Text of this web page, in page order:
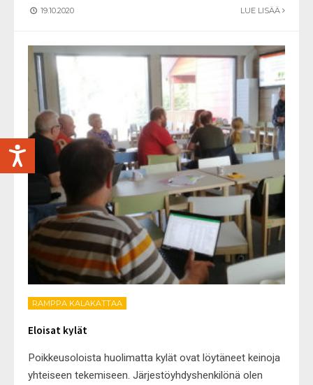
19.10.2020 LUE LISÄÄ
RAMPPA KALAKATTAA
Eloisat kylät
Poikkeusoloista huolimatta kylät ovat löytäneet keinoja
yhteiseen tekemiseen. Järjestöyhdyshenkilönä olen